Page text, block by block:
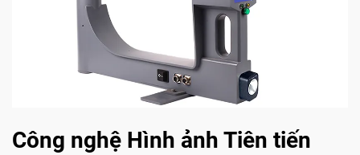
Công nghệ Hình ảnh Tiên tiến